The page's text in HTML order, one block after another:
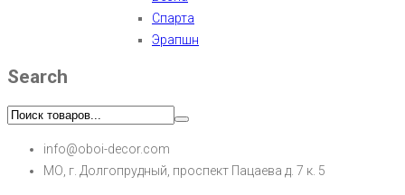
Спарта
Эрапшн
Search
info@oboi-decor.com
МО, г. Долгопрудный, проспект Пацаева д. 7 к. 5